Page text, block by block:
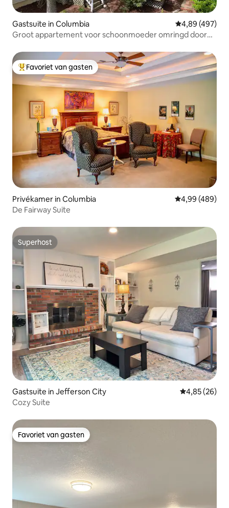
Gastsuite in Columbia Gemiddelde
4,89 (497)
Groot appartement voor schoonmoeder omringd door
Topfavoriet van gasten
Favoriet van gasten
Privékamer in Columbia Gemiddelde
4,99 (489)
De Fairway Suite
Superhost
Superhost
Gastsuite in Jefferson City Gemiddelde
4,85 (26)
Cozy Suite
Favoriet van gasten
Favoriet van gasten